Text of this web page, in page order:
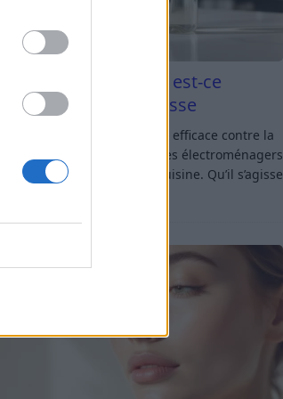
Vinaigre blanc et four est-ce
efficace contre la graisse
Vinaigre blanc et four : est-ce efficace contre la
graisse ? Le four fait partie des électroménagers
les plus sollicités dans une cuisine. Qu’il s’agisse